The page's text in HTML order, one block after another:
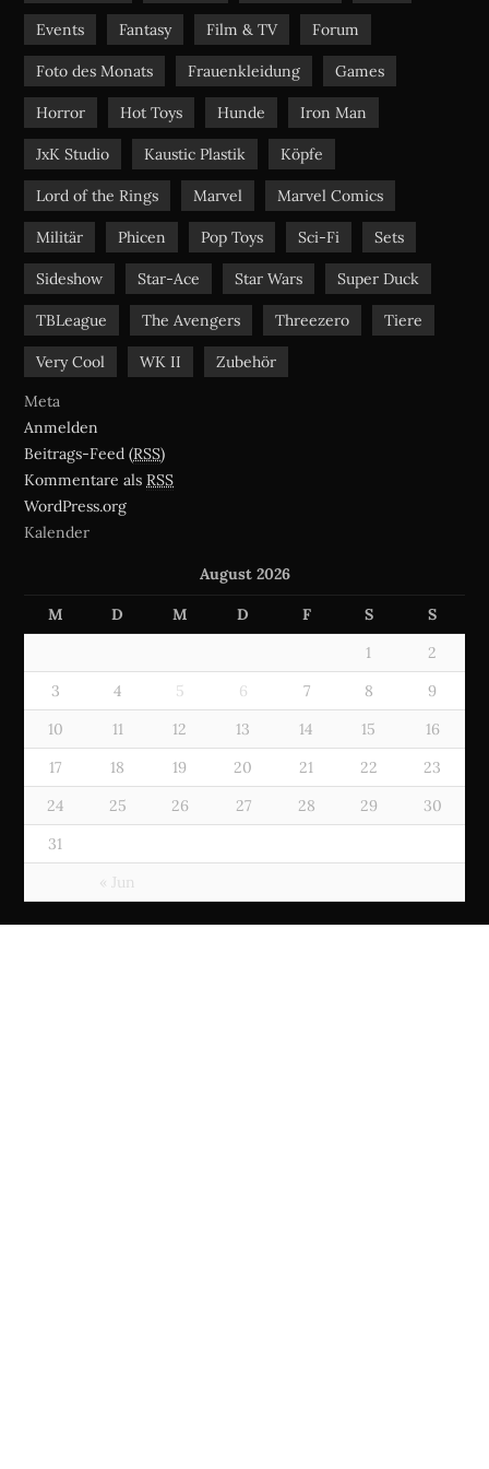
Events Fantasy Film & TV Forum
Foto des Monats Frauenkleidung Games
Horror Hot Toys Hunde Iron Man
JxK Studio Kaustic Plastik Köpfe
Lord of the Rings Marvel Marvel Comics
Militär Phicen Pop Toys Sci-Fi Sets
Sideshow Star-Ace Star Wars Super Duck
TBLeague The Avengers Threezero Tiere
Very Cool WK II
Zubehör
Meta
Anmelden
Beitrags-Feed (RSS)
Kommentare als RSS
WordPress.org
Kalender
August 2026
M D M D F S S
« Jun
1
2
3
4 5 6 7 8
9
10
11 12 13 14 15
16
17
18 19 20 21 22
23
24
25 26 27 28 29
30
31